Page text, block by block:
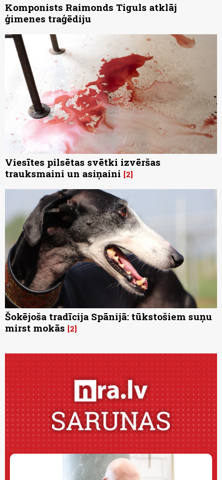
Komponists Raimonds Tiguls atklāj
ģimenes traģēdiju
Viesītes pilsētas svētki izvēršas
trauksmaini un asiņaini 2
Šokējoša tradīcija Spānijā: tūkstošiem suņu
mirst mokās 2